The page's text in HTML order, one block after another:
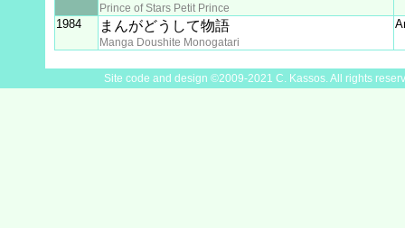
Prince of Stars Petit Prince
1984 まんがどうして物語
Manga Doushite Monogatari
Site code and design ©2009-2021 C. Kassos. All rights